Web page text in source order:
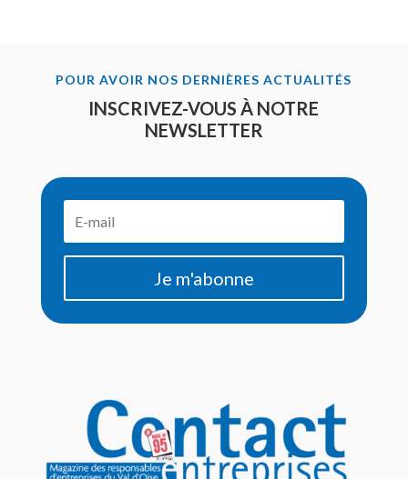
POUR AVOIR NOS DERNIÈRES ACTUALITÉS
INSCRIVEZ-VOUS À NOTRE
NEWSLETTER
Je m'abonne